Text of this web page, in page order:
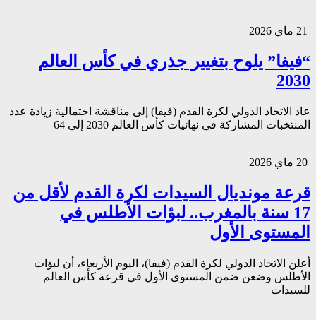
“فيفا” يلوح بتغيير جذري في كأس العالم
2030
عاد الاتحاد الدولي لكرة القدم (فيفا) إلى مناقشة احتمالية زيادة عدد
المنتخبات المشاركة في نهائيات كأس العالم 2030 إلى 64
قرعة مونديال السيدات لكرة القدم لأقل من
17 سنة بالمغرب.. لبؤات الأطلس في
المستوى الأول
أعلن الاتحاد الدولي لكرة القدم (فيفا)، اليوم الأربعاء، أن لبؤات
الأطلس وضعن ضمن المستوى الأول في قرعة كأس العالم
للسيدات